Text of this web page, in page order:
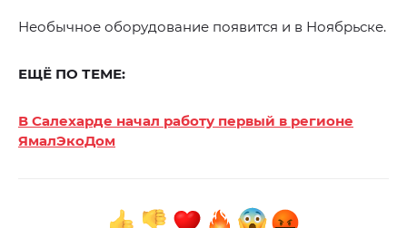
Необычное оборудование появится и в Ноябрьске.
ЕЩЁ ПО ТЕМЕ:
В Салехарде начал работу первый в регионе
ЯмалЭкоДом